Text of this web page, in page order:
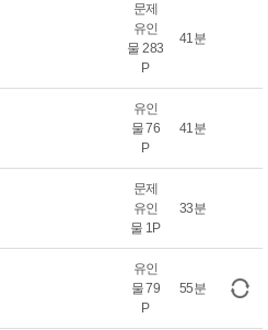
문제
유인
물 283
P
41분
유인
물 76
P
41분
문제
유인
물 1P
33분
유인
물 79
P
55분